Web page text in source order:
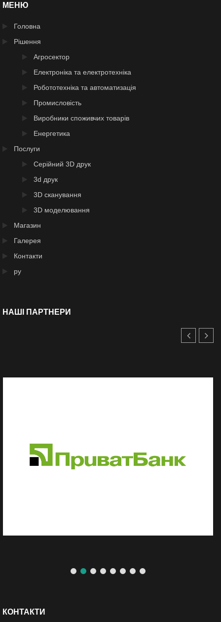
МЕНЮ
Головна
Рішення
Агросектор
Електроніка та електротехніка
Робототехніка та автоматизація
Промисловість
Виробники споживчих товарів
Енергетика
Послуги
Серійний 3D друк
3d друк
3D сканування
3D моделювання
Магазин
Галерея
Контакти
ру
НАШІ ПАРТНЕРИ
КОНТАКТИ